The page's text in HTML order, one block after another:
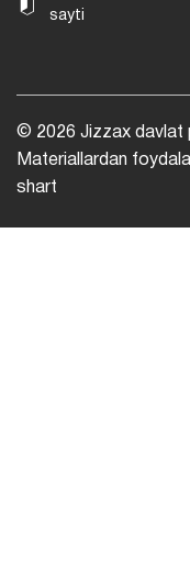
sayti
© 2026 Jizzax davlat
Materiallardan
shart